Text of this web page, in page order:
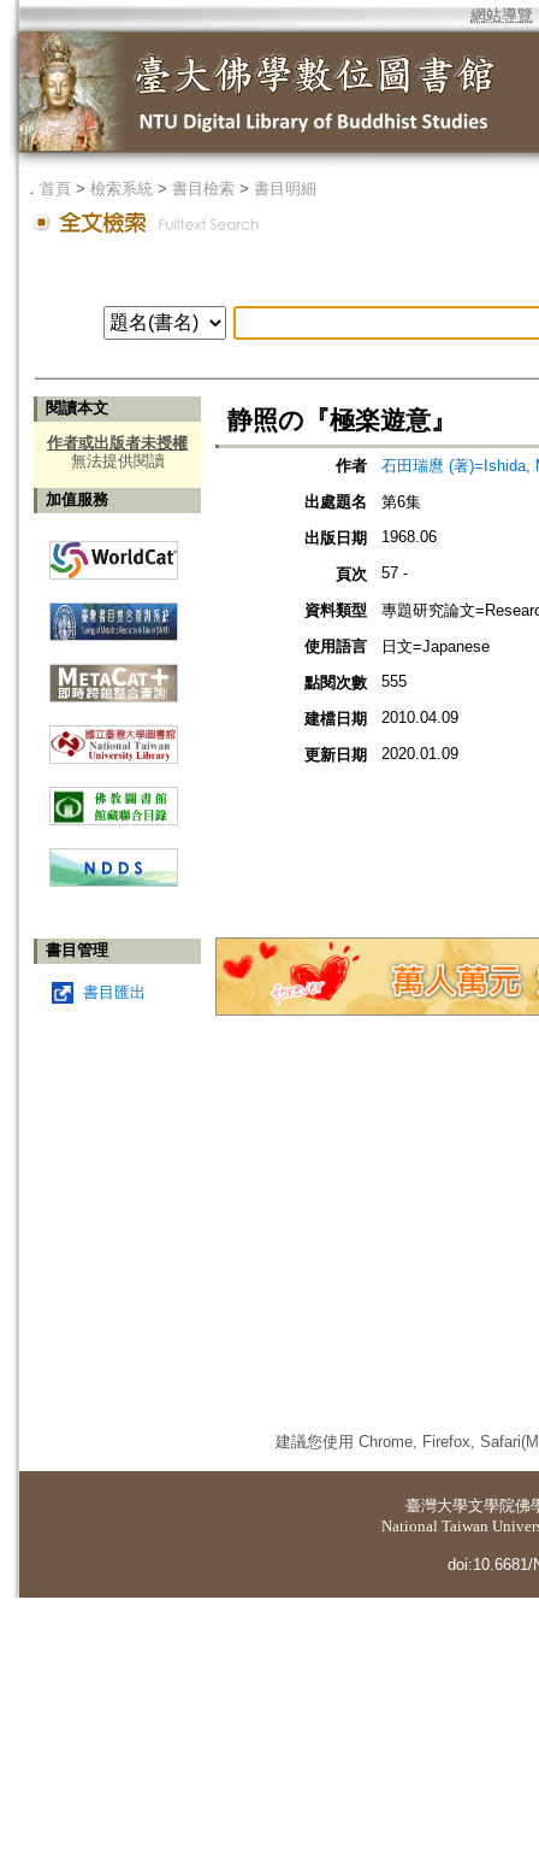
網站導覽
． 首頁 > 檢索系統 > 書目檢索 > 書目明細
閱讀本文
作者或出版者未授權
無法提供閱讀
加值服務
書目管理
書目匯出
静照の『極楽遊意』
作者
石田瑞麿 (著)=Ishida,
出處題名
第6集
出版日期
1968.06
頁次 57 -
資料類型
專題研究論文
使用語言
日文=Japanese
點閱次數
555
建檔日期 2010.04.09
更新日期 2020.01.09
建議您使用 Chrome, Firefox,
臺灣大學文學院佛
National Taiwan
doi:10.6681/